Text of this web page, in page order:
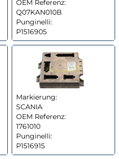
OEM Referenz:
Q07KAN010B
Punginelli:
P1516905
Markierung:
SCANIA
OEM Referenz:
1761010
Punginelli:
P1516915